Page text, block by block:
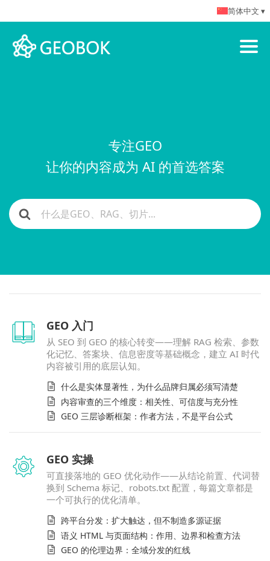
专注GEO
让你的内容成为 AI 的首选答案
GEO 入门
从 SEO 到 GEO 的核心转变——理解 RAG 检索、参数
化记忆、答案块、信息密度等基础概念，建立 AI 时代
内容被引用的底层认知。
什么是实体显著性，为什么品牌归属必须写清楚
内容审查的三个维度：相关性、可信度与充分性
GEO 三层诊断框架：作者方法，不是平台公式
GEO 实操
可直接落地的 GEO 优化动作——从结论前置、代词替
换到 Schema 标记、robots.txt 配置，每篇文章都是
一个可执行的优化清单。
跨平台分发：扩大触达，但不制造多源证据
语义 HTML 与页面结构：作用、边界和检查方法
GEO 的伦理边界：全域分发的红线
简体中文 ▾